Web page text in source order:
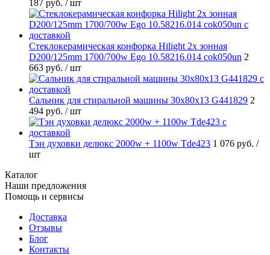
187 руб. / шт
Стеклокерамическая конфорка Hilight 2х зонная
D200/125mm 1700/700w Ego 10.58216.014 cok050un 2
663 руб. / шт
Cальник для стиральной машины 30x80x13 G441829 2
494 руб. / шт
Тэн духовки делюкс 2000w + 1100w Tde423 1 076 руб. /
шт
Каталог
Наши предложения
Помощь и сервисы
Доставка
Отзывы
Блог
Контакты